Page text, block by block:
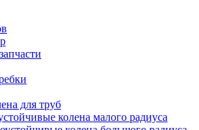
для труб
колена малого радиуса